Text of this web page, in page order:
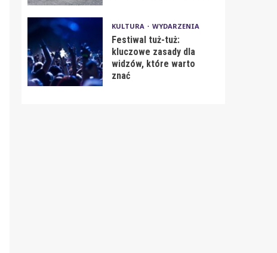
KULTURA WYDARZENIA
Festiwal tuż-tuż:
kluczowe zasady dla
widzów, które warto
znać